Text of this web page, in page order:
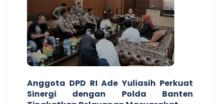
Anggota DPD RI Ade Yuliasih Perkuat
Sinergi dengan Polda Banten